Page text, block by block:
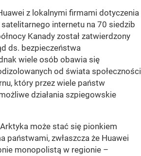
z lokalnymi firmami dotyczenia
internetu na 70 siedzib
Kanady został zatwierdzony
ds. bezpieczeństwa
wiele osób obawia się
od świata społeczności
który przez wiele państw
działania szpiegowskie
może stać się pionkiem
państwami, zwłaszcza że Huawei
monopolistą w regionie –